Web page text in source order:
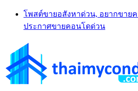
Skip
content
โพสต์ขายอสังหาด่วน, อยากขาย
ประกาศขายคอนโดด่วน